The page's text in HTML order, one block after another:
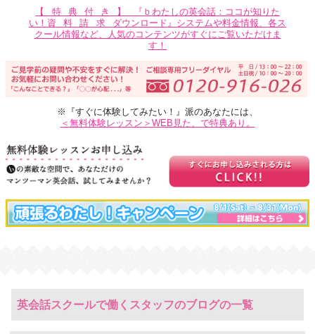
【特典付き】
『ｂわたしの英会話：ココが知りた
い！ 資料請求 ダウンロード』システムや料金情報、各ス
クール情報など、人気のコンテンツがすぐにご覧いただけま
す！
※『すぐに体験してみたい！』派のあなたには、
＜無料体験レッスン＞WEB見た、で特典あり。
英会話スクールで働くスタッフのブログの一覧